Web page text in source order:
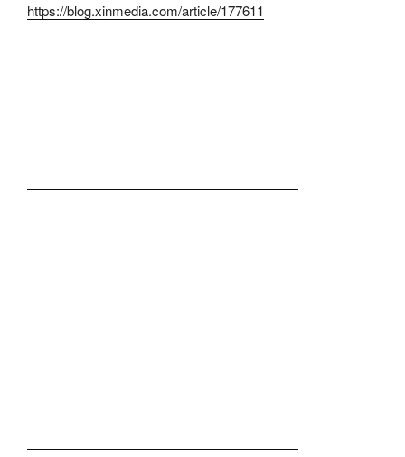
https://blog.xinmedia.com/article/177611